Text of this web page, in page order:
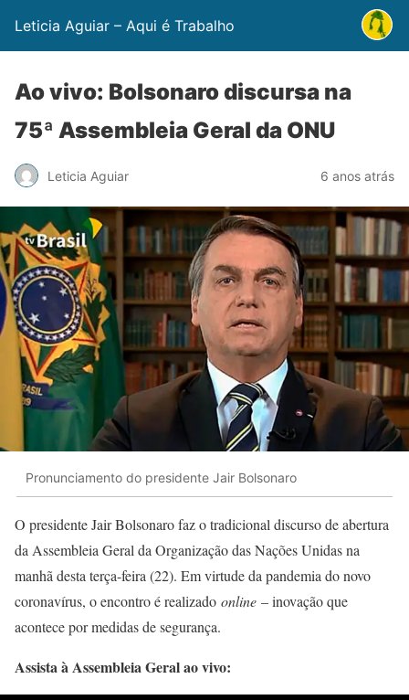
Leticia Aguiar – Aqui é Trabalho
Ao vivo: Bolsonaro discursa na
75ª Assembleia Geral da ONU
Leticia Aguiar 6 anos atrás
Pronunciamento do presidente Jair Bolsonaro
O presidente Jair Bolsonaro faz o tradicional discurso de abertura
da Assembleia Geral da Organização das Nações Unidas na
manhã desta terça-feira (22). Em virtude da pandemia do novo
coronavírus, o encontro é realizado online – inovação que
acontece por medidas de segurança.
Assista à Assembleia Geral ao vivo: